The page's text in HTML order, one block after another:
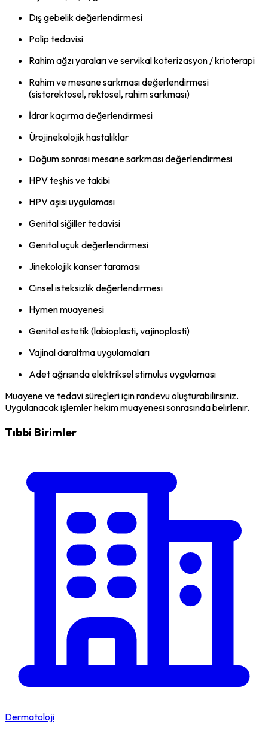
Dış gebelik değerlendirmesi
Polip tedavisi
Rahim ağzı yaraları ve servikal koterizasyon / krioterapi
Rahim ve mesane sarkması değerlendirmesi
(sistorektosel, rektosel, rahim sarkması)
İdrar kaçırma değerlendirmesi
Ürojinekolojik hastalıklar
Doğum sonrası mesane sarkması değerlendirmesi
HPV teşhis ve takibi
HPV aşısı uygulaması
Genital siğiller tedavisi
Genital uçuk değerlendirmesi
Jinekolojik kanser taraması
Cinsel isteksizlik değerlendirmesi
Hymen muayenesi
Genital estetik (labioplasti, vajinoplasti)
Vajinal daraltma uygulamaları
Adet ağrısında elektriksel stimulus uygulaması
Muayene ve tedavi süreçleri için randevu oluşturabilirsiniz.
Uygulanacak işlemler hekim muayenesi sonrasında belirlenir.
Tıbbi Birimler
Dermatoloji